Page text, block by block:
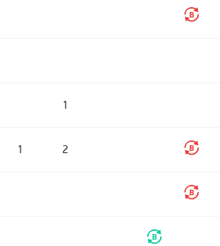
1
1 2